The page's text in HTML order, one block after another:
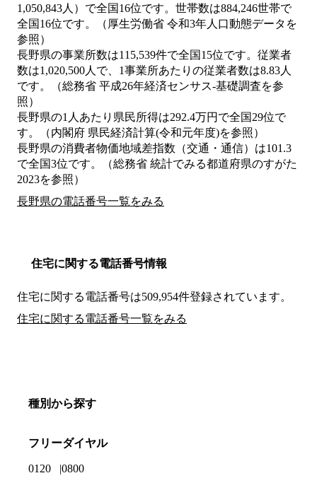
1,050,843人）で全国16位です。世帯数は884,246世帯で
全国16位です。（厚生労働省 令和3年人口動態データを
参照）
長野県の事業所数は115,539件で全国15位です。従業者
数は1,020,500人で、1事業所あたりの従業者数は8.83人
です。（総務省 平成26年経済センサス‐基礎調査を参
照）
長野県の1人あたり県民所得は292.4万円で全国29位で
す。（内閣府 県民経済計算(令和元年度)を参照）
長野県の消費者物価地域差指数（交通・通信）は101.3
で全国3位です。（総務省 統計でみる都道府県のすがた
2023を参照）
長野県の電話番号一覧をみる
住宅に関する電話番号情報
住宅に関する電話番号は509,954件登録されています。
住宅に関する電話番号一覧をみる
種別から探す
フリーダイヤル
0120 0800